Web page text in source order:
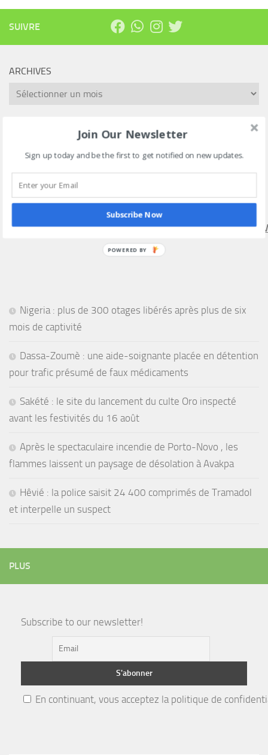
SUIVRE
ARCHIVES
Archives
SUIVEZ NOUS SUR NOTRE CHAINE WHATSAPP VIA CE
HTTPS://WHATSAPP.COM/CHANNEL/
Nigeria : plus de 300 otages libérés après plus de six
mois de captivité
Dassa-Zoumè : une aide-soignante placée en détention
pour trafic présumé de faux médicaments
Sakété : le site du lancement du culte Oro inspecté
avant les festivités du 16 août
Après le spectaculaire incendie de Porto-Novo , les
flammes laissent un paysage de désolation à Avakpa
Hêvié : la police saisit 24 400 comprimés de Tramadol
et interpelle un suspect
PLUS
Subscribe to our newsletter!
En continuant, vous acceptez la politique de
Join Our Newsletter
Sign up today and be the first to get notified on new updates.
Subscribe Now
POWERED BY